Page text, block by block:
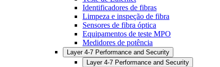
Identificadores de fibras
Limpeza e inspeção de fibra
Sensores de fibra óptica
Equipamentos de teste MPO
Medidores de potência
Layer 4-7 Performance and Security
Layer 4-7 Performance and Security